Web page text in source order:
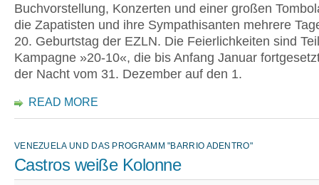
Buchvorstellung, Konzerten und einer großen
die Zapatisten und ihre Sympathisanten mehrere
20. Geburtstag der EZLN. Die Feierlichkeiten sind
Kampagne »20-10«, die bis Anfang Januar
der Nacht vom 31. Dezember auf den 1.
READ MORE
VENEZUELA UND DAS PROGRAMM "BARRIO ADENTRO"
Castros weiße Kolonne